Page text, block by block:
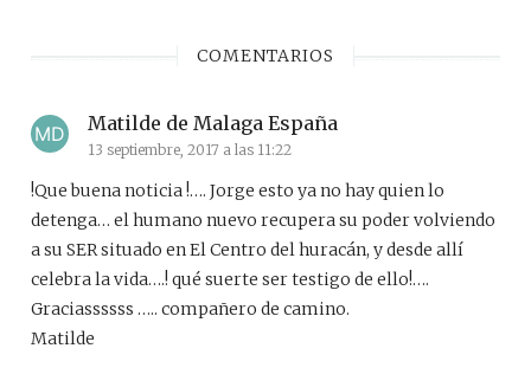
COMENTARIOS
Matilde de Malaga España
13 septiembre, 2017 a las 11:22
!Que buena noticia !…. Jorge esto ya no hay quien lo
detenga… el humano nuevo recupera su poder volviendo
a su SER situado en El Centro del huracán, y desde allí
celebra la vida….! qué suerte ser testigo de ello!….
Graciassssss ….. compañero de camino.
Matilde